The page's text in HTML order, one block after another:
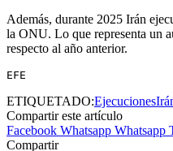
Además, durante 2025 Irán
la ONU. Lo que representa un
respecto al año anterior.
EFE
ETIQUETADO:Ejecuciones
Compartir este artículo
Facebook Whatsapp Whatsapp
Compartir